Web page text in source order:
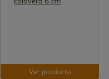
Ver producto